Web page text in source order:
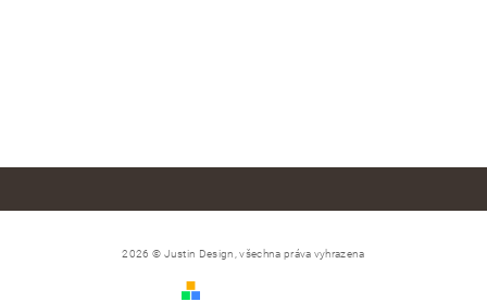
2026 © Justin Design, všechna práva vyhrazena